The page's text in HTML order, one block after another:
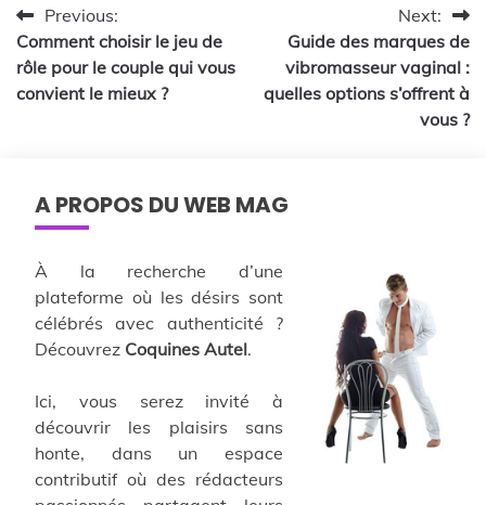
Navigation
de
l’article
Previous:
Comment choisir le jeu de
rôle pour le couple qui vous
convient le mieux ?
Next:
Guide des marques de
vibromasseur vaginal :
quelles options s’offrent à
vous ?
A PROPOS DU WEB MAG
À la recherche d’une
plateforme où les désirs sont
célébrés avec authenticité ?
Découvrez Coquines Autel.
Ici, vous serez invité à
découvrir les plaisirs sans
honte, dans un espace
contributif où des rédacteurs